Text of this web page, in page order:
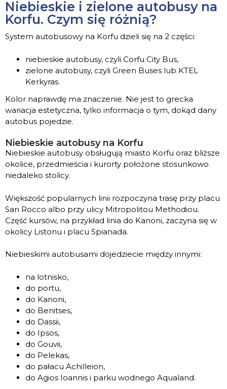
Niebieskie i zielone autobusy na
Korfu. Czym się różnią?
System autobusowy na Korfu dzieli się na 2 części:
niebieskie autobusy, czyli Corfu City Bus,
zielone autobusy, czyli Green Buses lub KTEL
Kerkyras.
Kolor naprawdę ma znaczenie. Nie jest to grecka
wariacja estetyczna, tylko informacja o tym, dokąd dany
autobus pojedzie.
Niebieskie autobusy na Korfu
Niebieskie autobusy obsługują miasto Korfu oraz bliższe
okolice, przedmieścia i kurorty położone stosunkowo
niedaleko stolicy.
Większość popularnych linii rozpoczyna trasę przy placu
San Rocco albo przy ulicy Mitropolitou Methodiou.
Część kursów, na przykład linia do Kanoni, zaczyna się w
okolicy Listonu i placu Spianada.
Niebieskimi autobusami dojedziecie między innymi:
na lotnisko,
do portu,
do Kanoni,
do Benitses,
do Dassii,
do Ipsos,
do Gouvii,
do Pelekas,
do pałacu Achilleion,
do Agios Ioannis i parku wodnego Aqualand.